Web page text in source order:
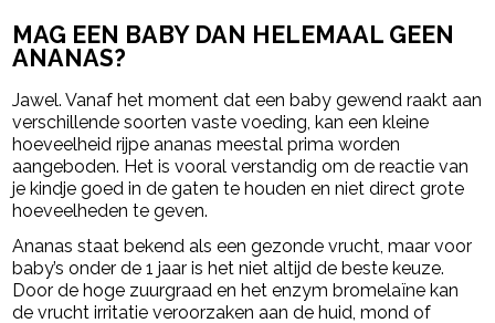
MAG EEN BABY DAN HELEMAAL GEEN
ANANAS?
Jawel. Vanaf het moment dat een baby gewend raakt aan
verschillende soorten vaste voeding, kan een kleine
hoeveelheid rijpe ananas meestal prima worden
aangeboden. Het is vooral verstandig om de reactie van
je kindje goed in de gaten te houden en niet direct grote
hoeveelheden te geven.
Ananas staat bekend als een gezonde vrucht, maar voor
baby’s onder de 1 jaar is het niet altijd de beste keuze.
Door de hoge zuurgraad en het enzym bromelaïne kan
de vrucht irritatie veroorzaken aan de huid, mond of